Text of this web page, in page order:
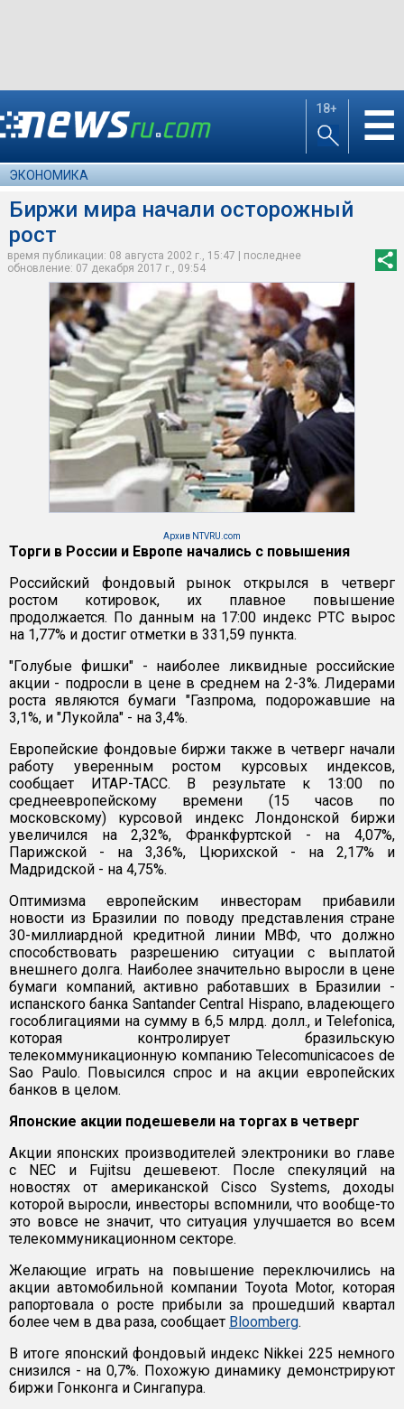
18+ ☰
ЭКОНОМИКА
Биржи мира начали осторожный
рост
время публикации: 08 августа 2002 г., 15:47 | последнее
обновление: 07 декабря 2017 г., 09:54
Архив NTVRU.com
Торги в России и Европе начались с повышения
Российский фондовый рынок открылся в четверг
ростом котировок, их плавное повышение
продолжается. По данным на 17:00 индекс РТС вырос
на 1,77% и достиг отметки в 331,59 пункта.
"Голубые фишки" - наиболее ликвидные российские
акции - подросли в цене в среднем на 2-3%. Лидерами
роста являются бумаги "Газпрома, подорожавшие на
3,1%, и "Лукойла" - на 3,4%.
Европейские фондовые биржи также в четверг начали
работу уверенным ростом курсовых индексов,
сообщает ИТАР-ТАСС. В результате к 13:00 по
среднеевропейскому времени (15 часов по
московскому) курсовой индекс Лондонской биржи
увеличился на 2,32%, Франкфуртской - на 4,07%,
Парижской - на 3,36%, Цюрихской - на 2,17% и
Мадридской - на 4,75%.
Оптимизма европейским инвесторам прибавили
новости из Бразилии по поводу представления стране
30-миллиардной кредитной линии МВФ, что должно
способствовать разрешению ситуации с выплатой
внешнего долга. Наиболее значительно выросли в цене
бумаги компаний, активно работавших в Бразилии -
испанского банка Santander Central Hispano, владеющего
гособлигациями на сумму в 6,5 млрд. долл., и Telefonica,
которая контролирует бразильскую
телекоммуникационную компанию Telecomunicacoes de
Sao Paulo. Повысился спрос и на акции европейских
банков в целом.
Японские акции подешевели на торгах в четверг
Акции японских производителей электроники во главе
с NEC и Fujitsu дешевеют. После спекуляций на
новостях от американской Cisco Systems, доходы
которой выросли, инвесторы вспомнили, что вообще-то
это вовсе не значит, что ситуация улучшается во всем
телекоммуникационном секторе.
Желающие играть на повышение переключились на
акции автомобильной компании Toyota Motor, которая
рапортовала о росте прибыли за прошедший квартал
более чем в два раза, сообщает Bloomberg.
В итоге японский фондовый индекс Nikkei 225 немного
снизился - на 0,7%. Похожую динамику демонстрируют
биржи Гонконга и Сингапура.